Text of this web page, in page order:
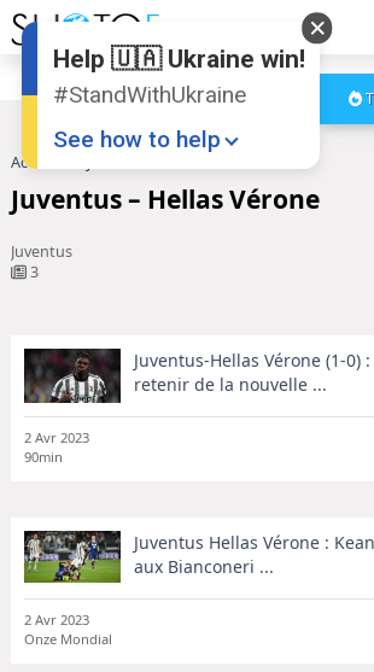
Accueil
Juventus – Hellas Vérone
Juventus
3
Juventus-Hellas Vérone (1-0)
retenir de la nouvelle ...
2 Avr 2023
90min
Juventus Hellas Vérone :
aux Bianconeri ...
2 Avr 2023
Onze Mondial
Help 🇺🇦 Ukraine win!
#StandWithUkraine
See how to help
Donate
💸
Support Ukraine
❤
Share this widget